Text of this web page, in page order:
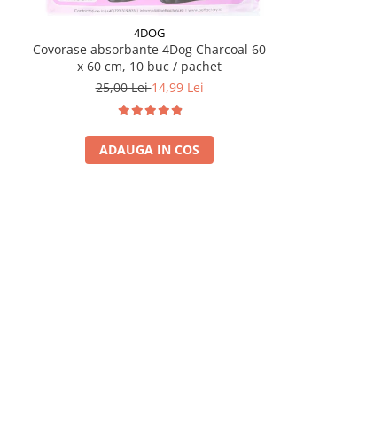
4DOG
Covorase absorbante 4Dog Charcoal 60
x 60 cm, 10 buc / pachet
25,00 Lei14,99 Lei
ADAUGA IN COS